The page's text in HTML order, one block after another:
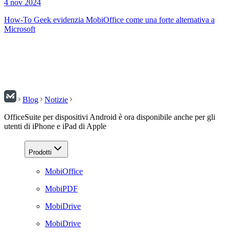
4 nov 2024
How-To Geek evidenzia MobiOffice come una forte alternativa a
Microsoft
Blog
Notizie
OfficeSuite per dispositivi Android è ora disponibile anche per gli
utenti di iPhone e iPad di Apple
Prodotti
MobiOffice
MobiPDF
MobiDrive
MobiDrive